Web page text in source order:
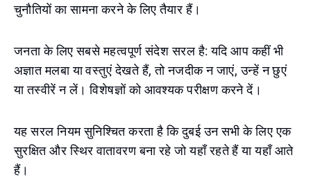
चुनौतियों का सामना करने के लिए तैयार हैं।
जनता के लिए सबसे महत्वपूर्ण संदेश सरल है: यदि आप कहीं भी
अज्ञात मलबा या वस्तुएं देखते हैं, तो नजदीक न जाएं, उन्हें न छुएं
या तस्वीरें न लें। विशेषज्ञों को आवश्यक परीक्षण करने दें।
यह सरल नियम सुनिश्चित करता है कि दुबई उन सभी के लिए एक
सुरक्षित और स्थिर वातावरण बना रहे जो यहाँ रहते हैं या यहाँ आते
हैं।